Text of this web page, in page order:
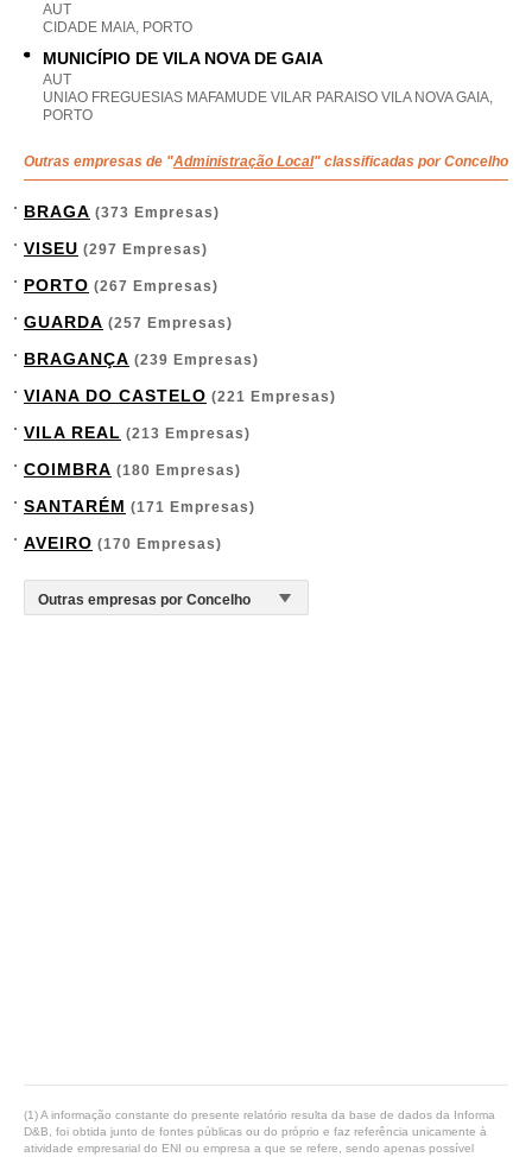
AUT
CIDADE MAIA, PORTO
MUNICÍPIO DE VILA NOVA DE GAIA
AUT
UNIAO FREGUESIAS MAFAMUDE VILAR PARAISO VILA NOVA GAIA,
PORTO
Outras empresas de "Administração Local" classificadas por Concelho
BRAGA (373 Empresas)
VISEU (297 Empresas)
PORTO (267 Empresas)
GUARDA (257 Empresas)
BRAGANÇA (239 Empresas)
VIANA DO CASTELO (221 Empresas)
VILA REAL (213 Empresas)
COIMBRA (180 Empresas)
SANTARÉM (171 Empresas)
AVEIRO (170 Empresas)
(1) A informação constante do presente relatório resulta da base de dados da Informa
D&B, foi obtida junto de fontes públicas ou do próprio e faz referência unicamente à
atividade empresarial do ENI ou empresa a que se refere, sendo apenas possível